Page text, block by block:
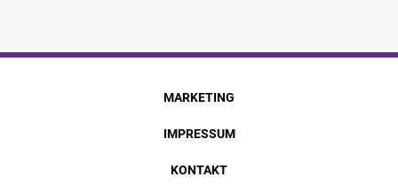
MARKETING
IMPRESSUM
KONTAKT